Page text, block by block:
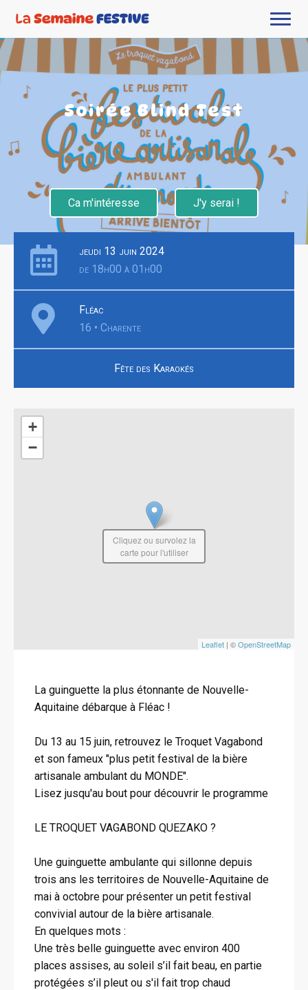
Soirée Blind Test
Ca m'intéresse J'y serai !
jeudi 13 juin 2024
de 18h00 à 01h00
Fléac
16 • Charente
Fête des Karaokés
+
−
Leaflet | ©OpenStreetMap
Cliquez ou survolez la
carte pour l'utiliser
La guinguette la plus étonnante de Nouvelle-
Aquitaine débarque à Fléac !
Du 13 au 15 juin, retrouvez le Troquet Vagabond
et son fameux "plus petit festival de la bière
artisanale ambulant du MONDE".
Lisez jusqu'au bout pour découvrir le programme
LE TROQUET VAGABOND QUEZAKO ?
Une guinguette ambulante qui sillonne depuis
trois ans les territoires de Nouvelle-Aquitaine de
mai à octobre pour présenter un petit festival
convivial autour de la bière artisanale.
En quelques mots :
Une très belle guinguette avec environ 400
places assises, au soleil s’il fait beau, en partie
protégées s’il pleut ou s'il fait trop chaud